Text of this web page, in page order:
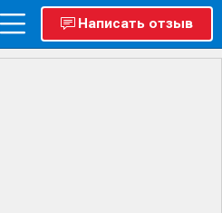
Написать отзыв